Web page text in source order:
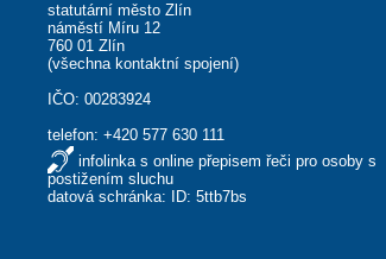
statutární město Zlín
náměstí Míru 12
760 01 Zlín
(všechna kontaktní spojení)
IČO: 00283924
telefon:+420 577 630 111
infolinka s online přepisem řeči pro osoby s
postižením sluchu
datová schránka: ID: 5ttb7bs